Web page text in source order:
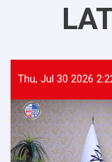
Thu, Jul 30 2026